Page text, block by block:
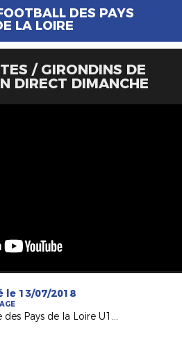
DES PAYS
LA LOIRE
/ GIRONDINS DE
DIRECT DIMANCHE
le 13/07/2018
Coupe des Pays de la Loire U19 : le trophée pour l'USSA Vertou !